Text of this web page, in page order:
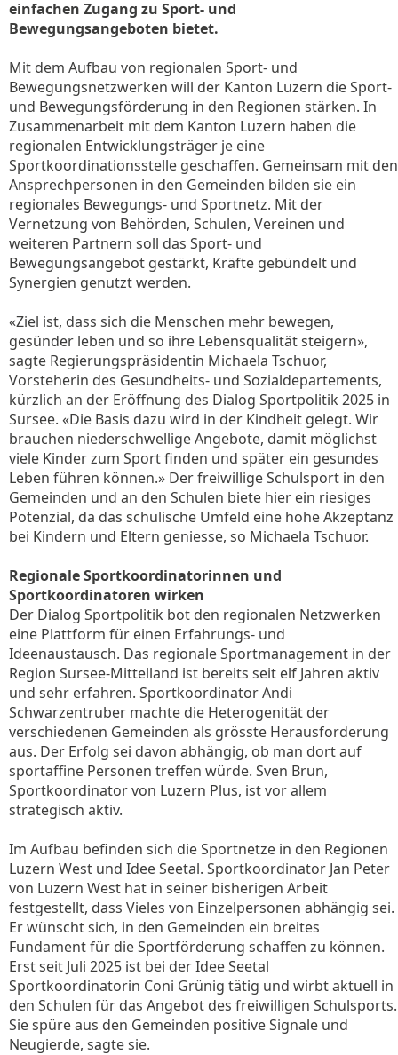
einfachen Zugang zu Sport- und
Bewegungsangeboten bietet.
Mit dem Aufbau von regionalen Sport- und
Bewegungsnetzwerken will der Kanton Luzern die Sport-
und Bewegungsförderung in den Regionen stärken. In
Zusammenarbeit mit dem Kanton Luzern haben die
regionalen Entwicklungsträger je eine
Sportkoordinationsstelle geschaffen. Gemeinsam mit den
Ansprechpersonen in den Gemeinden bilden sie ein
regionales Bewegungs- und Sportnetz. Mit der
Vernetzung von Behörden, Schulen, Vereinen und
weiteren Partnern soll das Sport- und
Bewegungsangebot gestärkt, Kräfte gebündelt und
Synergien genutzt werden.
«Ziel ist, dass sich die Menschen mehr bewegen,
gesünder leben und so ihre Lebensqualität steigern»,
sagte Regierungspräsidentin Michaela Tschuor,
Vorsteherin des Gesundheits- und Sozialdepartements,
kürzlich an der Eröffnung des Dialog Sportpolitik 2025 in
Sursee. «Die Basis dazu wird in der Kindheit gelegt. Wir
brauchen niederschwellige Angebote, damit möglichst
viele Kinder zum Sport finden und später ein gesundes
Leben führen können.» Der freiwillige Schulsport in den
Gemeinden und an den Schulen biete hier ein riesiges
Potenzial, da das schulische Umfeld eine hohe Akzeptanz
bei Kindern und Eltern geniesse, so Michaela Tschuor.
Regionale Sportkoordinatorinnen und
Sportkoordinatoren wirken
Der Dialog Sportpolitik bot den regionalen Netzwerken
eine Plattform für einen Erfahrungs- und
Ideenaustausch. Das regionale Sportmanagement in der
Region Sursee-Mittelland ist bereits seit elf Jahren aktiv
und sehr erfahren. Sportkoordinator Andi
Schwarzentruber machte die Heterogenität der
verschiedenen Gemeinden als grösste Herausforderung
aus. Der Erfolg sei davon abhängig, ob man dort auf
sportaffine Personen treffen würde. Sven Brun,
Sportkoordinator von Luzern Plus, ist vor allem
strategisch aktiv.
Im Aufbau befinden sich die Sportnetze in den Regionen
Luzern West und Idee Seetal. Sportkoordinator Jan Peter
von Luzern West hat in seiner bisherigen Arbeit
festgestellt, dass Vieles von Einzelpersonen abhängig sei.
Er wünscht sich, in den Gemeinden ein breites
Fundament für die Sportförderung schaffen zu können.
Erst seit Juli 2025 ist bei der Idee Seetal
Sportkoordinatorin Coni Grünig tätig und wirbt aktuell in
den Schulen für das Angebot des freiwilligen Schulsports.
Sie spüre aus den Gemeinden positive Signale und
Neugierde, sagte sie.